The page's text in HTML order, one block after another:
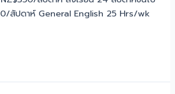
สัปดาห์ General English 25 Hrs/wk